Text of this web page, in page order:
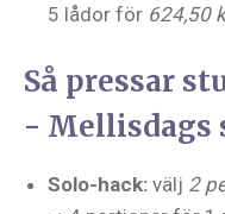
5 lådor för 624,50
Så pressar
- Mellisdags
Solo-hack: välj 2